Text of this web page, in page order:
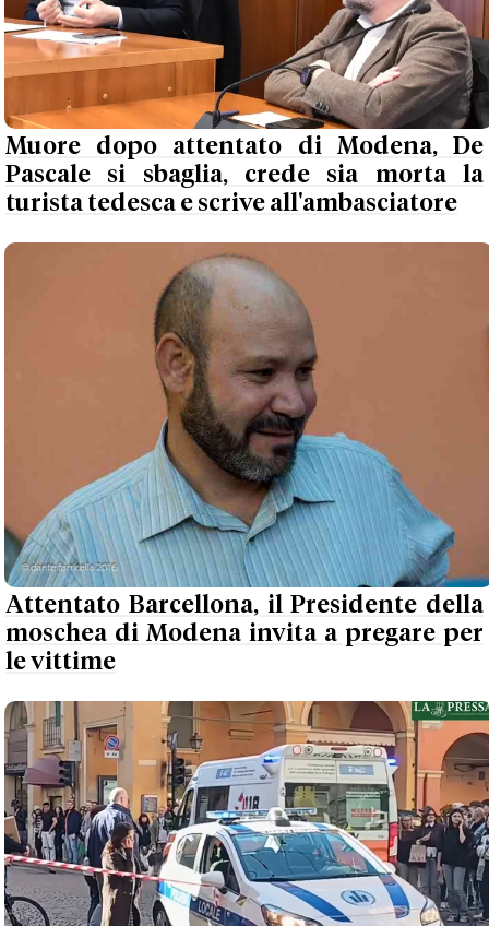
Muore dopo attentato di Modena, De
Pascale si sbaglia, crede sia morta la
turista tedesca e scrive all'ambasciatore
Attentato Barcellona, il Presidente della
moschea di Modena invita a pregare per
le vittime